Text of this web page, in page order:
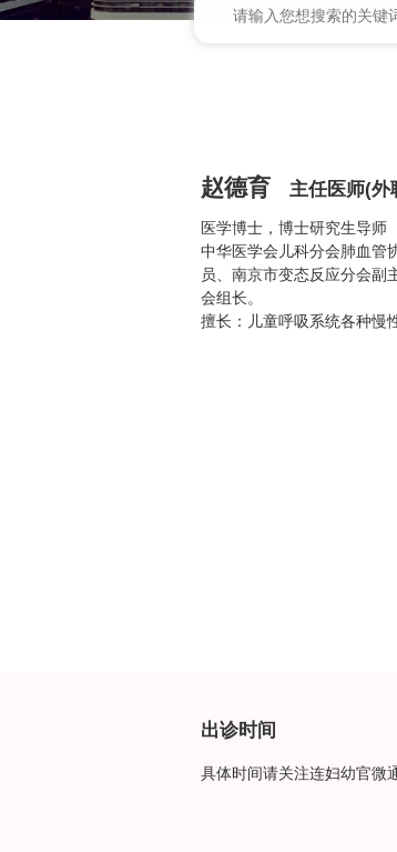
赵德育 主任医师(外
医学博士，博士研究生导师
中华医学会儿科分会肺血管
员、南京市变态反应分会副
会组长。
擅长：儿童呼吸系统各种慢
出诊时间
具体时间请关注连妇幼官微